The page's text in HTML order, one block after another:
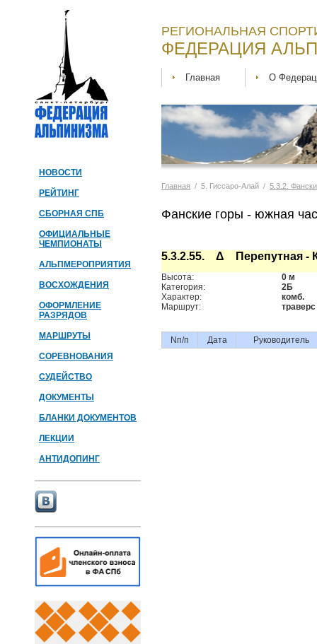
НОВОСТИ
РЕЙТИНГ
СБОРНАЯ СПБ
ОФИЦИАЛЬНЫЕ
ЧЕМПИОНАТЫ
АЛЬПМЕРОПРИЯТИЯ
ВОСХОЖДЕНИЯ
ОФОРМЛЕНИЕ
РАЗРЯДОВ
МАРШРУТЫ
СОРЕВНОВАНИЯ
СУДЕЙСТВО
ДОКУМЕНТЫ
БЛАНКИ ДОКУМЕНТОВ
ЛЕКЦИИ
АНТИДОПИНГ
РЕГИОНАЛЬНАЯ
ФЕДЕРАЦИЯ
Главная О
Главная / 5. Гиссаро-Алай / 5.3.2.
Фанские горы - южная
5.3.2.55. Δ Перепутная -
Высота:
0 м
Категория:
2Б
Характер:
комб.
Маршрут:
траверс
Nп/п Дата Руководитель